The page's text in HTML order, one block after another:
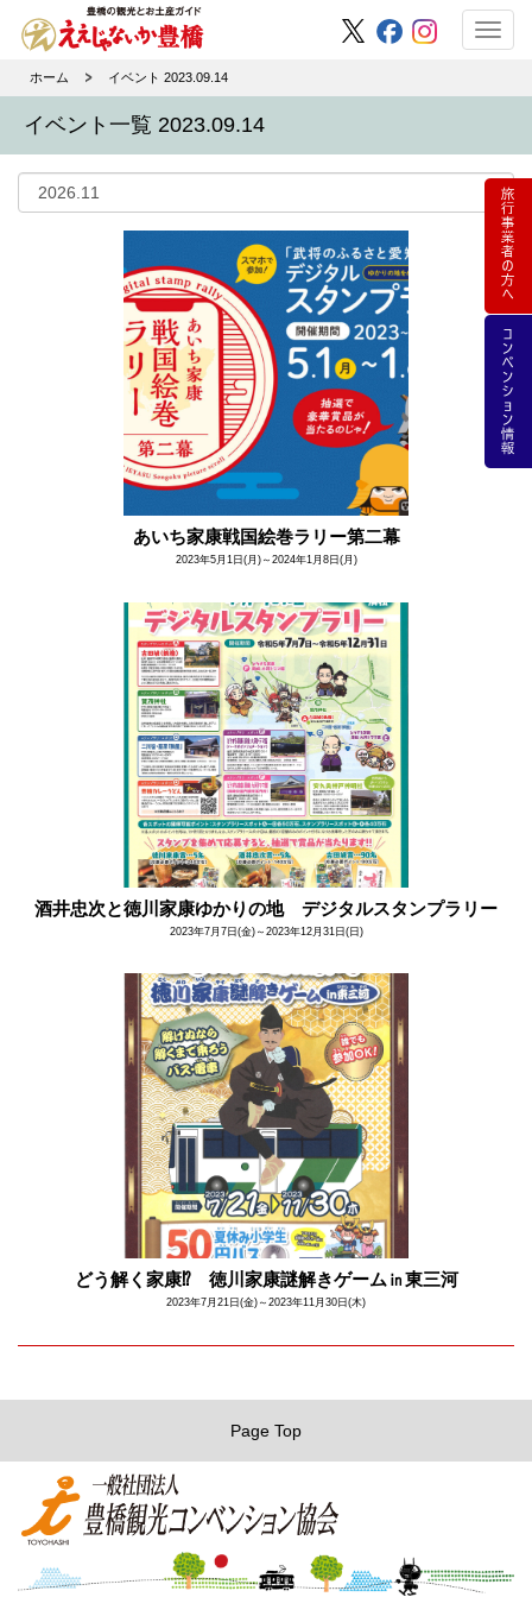
ホーム イベント 2023.09.14
イベント一覧 2023.09.14
あいち家康戦国絵巻ラリー第二幕
2023年5月1日(月)～2024年1月8日(月)
酒井忠次と徳川家康ゆかりの地 デジタルスタンプラリー
2023年7月7日(金)～2023年12月31日(日)
どう解く家康⁉ 徳川家康謎解きゲーム㏌東三河
2023年7月21日(金)～2023年11月30日(木)
Page Top